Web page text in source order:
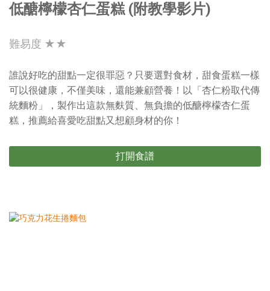
低醣檸檬杏仁蛋糕 (附教學影片)
難易度 ★★
誰說好吃的甜點一定很罪惡？只要選對食材，甜食蛋糕一樣
可以很健康，不僅美味，還能兼顧營養！以「杏仁粉取代傳
統麵粉」，製作出這款無麩質、無負擔的低醣檸檬杏仁蛋
糕，推薦給喜愛吃甜點又想顧身材的你！
打開食譜